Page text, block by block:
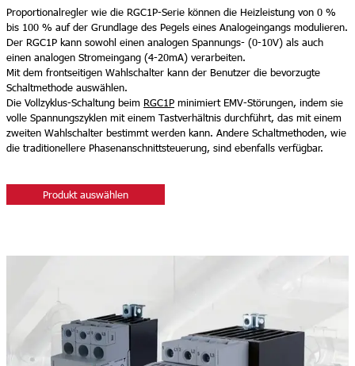
Proportionalregler wie die RGC1P-Serie können die Heizleistung von 0 %
bis 100 % auf der Grundlage des Pegels eines Analogeingangs modulieren.
Der RGC1P kann sowohl einen analogen Spannungs- (0-10V) als auch
einen analogen Stromeingang (4-20mA) verarbeiten.
Mit dem frontseitigen Wahlschalter kann der Benutzer die bevorzugte
Schaltmethode auswählen.
Die Vollzyklus-Schaltung beim RGC1P minimiert EMV-Störungen, indem sie
volle Spannungszyklen mit einem Tastverhältnis durchführt, das mit einem
zweiten Wahlschalter bestimmt werden kann. Andere Schaltmethoden, wie
die traditionellere Phasenanschnittsteuerung, sind ebenfalls verfügbar.
Produkt auswählen